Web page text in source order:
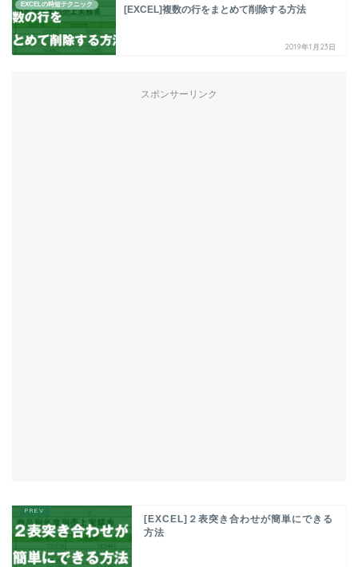
EXCELの時短テクニック [EXCEL]複数の行をまとめて削除する方法
2019年1月23日
スポンサーリンク
[EXCEL]２表突き合わせが簡単にできる
方法